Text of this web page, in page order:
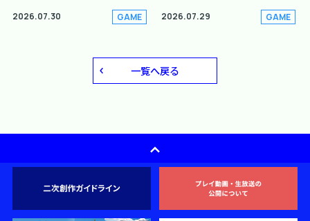
2026.07.30 GAME 2026.07.29 GAME
一覧へ戻る